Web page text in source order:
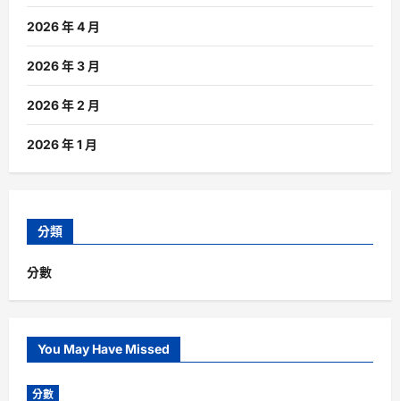
2026 年 4 月
2026 年 3 月
2026 年 2 月
2026 年 1 月
分類
分數
You May Have Missed
分數